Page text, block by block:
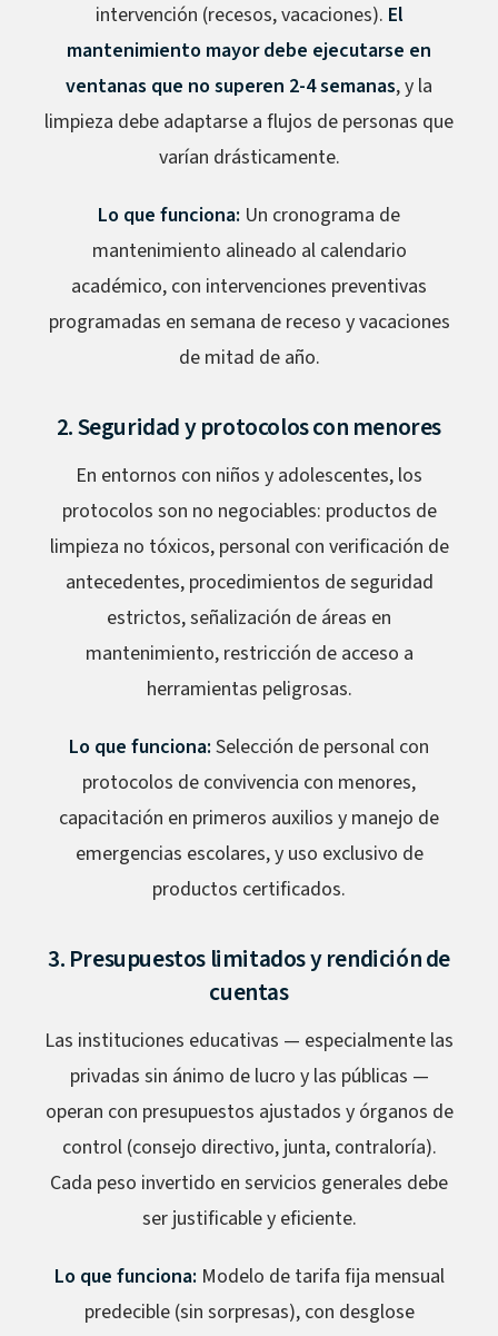
intervención (recesos, vacaciones). El
mantenimiento mayor debe ejecutarse en
ventanas que no superen 2-4 semanas, y la
limpieza debe adaptarse a flujos de personas que
varían drásticamente.
Lo que funciona: Un cronograma de
mantenimiento alineado al calendario
académico, con intervenciones preventivas
programadas en semana de receso y vacaciones
de mitad de año.
2. Seguridad y protocolos con menores
En entornos con niños y adolescentes, los
protocolos son no negociables: productos de
limpieza no tóxicos, personal con verificación de
antecedentes, procedimientos de seguridad
estrictos, señalización de áreas en
mantenimiento, restricción de acceso a
herramientas peligrosas.
Lo que funciona: Selección de personal con
protocolos de convivencia con menores,
capacitación en primeros auxilios y manejo de
emergencias escolares, y uso exclusivo de
productos certificados.
3. Presupuestos limitados y rendición de
cuentas
Las instituciones educativas — especialmente las
privadas sin ánimo de lucro y las públicas —
operan con presupuestos ajustados y órganos de
control (consejo directivo, junta, contraloría).
Cada peso invertido en servicios generales debe
ser justificable y eficiente.
Lo que funciona: Modelo de tarifa fija mensual
predecible (sin sorpresas), con desglose